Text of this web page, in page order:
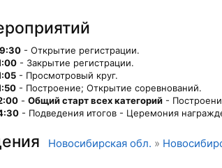
- Открытие регистрации.
- Закрытие регистрации.
- Просмотровый круг.
- Построение; Открытие соревнований.
- Общий старт всех категорий -
- Подведения итогов - Церемония
Новосибирская обл. »